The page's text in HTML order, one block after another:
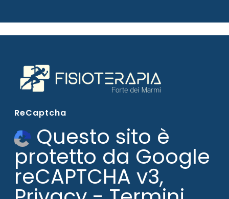
ReCaptcha
Questo sito è
protetto da Google
reCAPTCHA v3,